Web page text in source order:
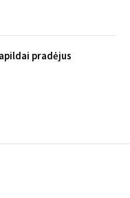
pradėjus